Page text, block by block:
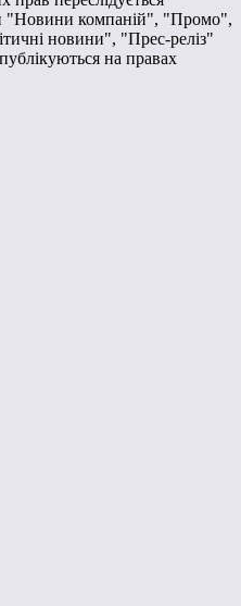
"Новини компаній", "Промо",
новини", "Прес-реліз"
на правах